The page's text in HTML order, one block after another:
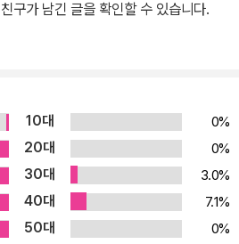
빛과 바
다 보면 농약이나 기계에 의존할 수밖
있는 논에서는 잡초를 일일이 뽑아야
없어도 건강한 쌀을 얻을 수 있다. 논의
잡아먹고 흙탕물을 일으켜 잡초를 억제
벼멸구를 잡아먹으며 벼가 잘 자라도록
구가 남긴 글을 확인할 수 있습니다.
10대
0%
20대
0%
30대
3.0%
40대
7.1%
50대
0%